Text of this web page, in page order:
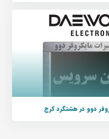
دوو در هشتگرد کرج